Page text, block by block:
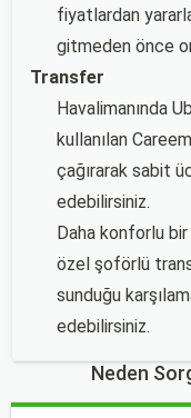
fiyatlardan
gitmeden önce
Transfer
Havalimanında
kullanılan
çağırarak sabit
edebilirsiniz.
Daha konforlu
özel şoförlü
sunduğu
edebilirsiniz.
Neden